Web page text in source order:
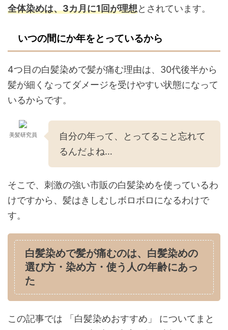
全体染めは、3カ月に1回が理想とされています。
いつの間にか年をとっているから
4つ目の白髪染めで髪が痛む理由は、30代後半から
髪が細くなってダメージを受けやすい状態になって
いるからです。
美髪研究員
自分の年って、とってること忘れて
るんだよね…
そこで、刺激の強い市販の白髪染めを使っているわ
けですから、髪はきしむしボロボロになるわけで
す。
白髪染めで髪が痛むのは、白髪染めの
選び方・染め方・使う人の年齢にあっ
た
この記事では 「白髪染めおすすめ」 についてまと